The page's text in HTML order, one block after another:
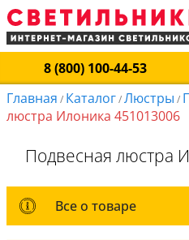
8 (800) 100-44-53
Главная / Каталог/Люстры /
люстра Илоника 451013006
Подвесная люстра
Все о товаре